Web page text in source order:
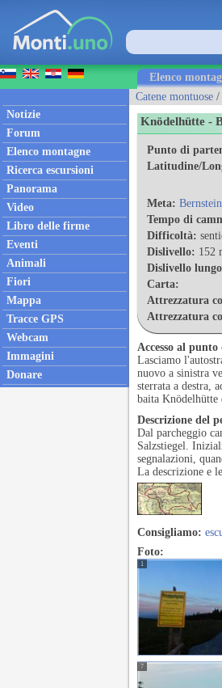
Elenco
Notizie
Forum
Elenco montagne
Ricerca escursioni
Panorama
Video
Libro delle firme
Eventi
Animali
Fiori
Mappa
Tracce GPS
Webcam
Immagini
Donare
Catene montuose /
Knödelhütte -
Punto di
Latitudine/
Meta:
Tempo di
Difficoltà:
Dislivello: 152
Dislivello
Carta:
Attrezzatura
Attrezzatura
Accesso al
Lasciamo
nuovo a sinistra
sterrata a destra,
baita Knödelhütte
Descrizione del
Dal parcheggio
Salzstiegel.
segnalazioni,
La descrizione e
Consigliamo:
Foto:
1
7